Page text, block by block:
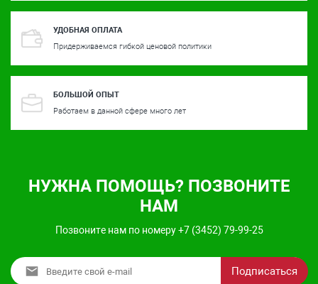
УДОБНАЯ ОПЛАТА
Придерживаемся гибкой ценовой политики
БОЛЬШОЙ ОПЫТ
Работаем в данной сфере много лет
НУЖНА ПОМОЩЬ? ПОЗВОНИТЕ
НАМ
Позвоните нам по номеру +7 (3452) 79-99-25
Подписаться